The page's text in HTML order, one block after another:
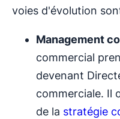
voies d'évolution
Management
commercial
devenant
commerciale. Il
de la stratégie